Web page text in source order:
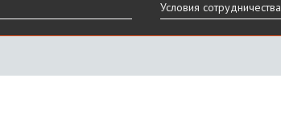
Условия сотрудничества